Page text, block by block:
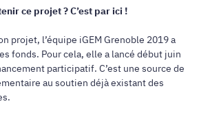
ce projet ? C’est par ici !
projet, l’équipe iGEM Grenoble 2019 a
fonds. Pour cela, elle a lancé début juin
participatif. C’est une source de
au soutien déjà existant des